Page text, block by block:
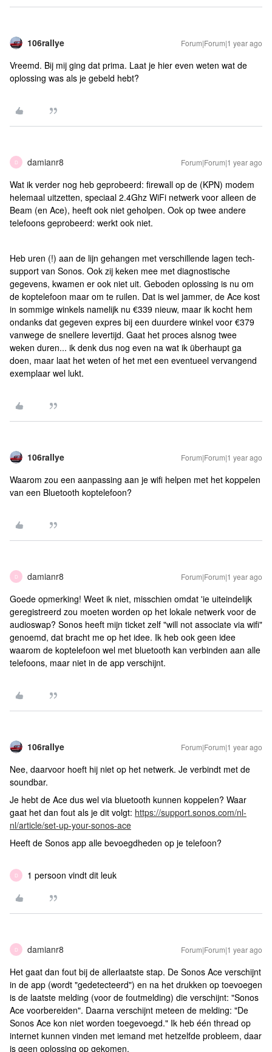
106rallye Forum|Forum|1 year ago
Vreemd. Bij mij ging dat prima. Laat je hier even weten wat de
oplossing was als je gebeld hebt?
D damianr8 Forum|Forum|1 year ago
Wat ik verder nog heb geprobeerd: firewall op de (KPN) modem
helemaal uitzetten, speciaal 2.4Ghz WiFi netwerk voor alleen de
Beam (en Ace), heeft ook niet geholpen. Ook op twee andere
telefoons geprobeerd: werkt ook niet.
Heb uren (!) aan de lijn gehangen met verschillende lagen tech-
support van Sonos. Ook zij keken mee met diagnostische
gegevens, kwamen er ook niet uit. Geboden oplossing is nu om
de koptelefoon maar om te ruilen. Dat is wel jammer, de Ace kost
in sommige winkels namelijk nu €339 nieuw, maar ik kocht hem
ondanks dat gegeven expres bij een duurdere winkel voor €379
vanwege de snellere levertijd. Gaat het proces alsnog twee
weken duren... ik denk dus nog even na wat ik überhaupt ga
doen, maar laat het weten of het met een eventueel vervangend
exemplaar wel lukt.
106rallye Forum|Forum|1 year ago
Waarom zou een aanpassing aan je wifi helpen met het koppelen
van een Bluetooth koptelefoon?
D damianr8 Forum|Forum|1 year ago
Goede opmerking! Weet ik niet, misschien omdat 'ie uiteindelijk
geregistreerd zou moeten worden op het lokale netwerk voor de
audioswap? Sonos heeft mijn ticket zelf "will not associate via wifi"
genoemd, dat bracht me op het idee. Ik heb ook geen idee
waarom de koptelefoon wel met bluetooth kan verbinden aan alle
telefoons, maar niet in de app verschijnt.
106rallye Forum|Forum|1 year ago
Nee, daarvoor hoeft hij niet op het netwerk. Je verbindt met de
soundbar.
Je hebt de Ace dus wel via bluetooth kunnen koppelen? Waar
gaat het dan fout als je dit volgt: https://support.sonos.com/nl-
nl/article/set-up-your-sonos-ace
Heeft de Sonos app alle bevoegdheden op je telefoon?
D 1 persoon vindt dit leuk
D damianr8 Forum|Forum|1 year ago
Het gaat dan fout bij de allerlaatste stap. De Sonos Ace verschijnt
in de app (wordt "gedetecteerd") en na het drukken op toevoegen
is de laatste melding (voor de foutmelding) die verschijnt: "Sonos
Ace voorbereiden". Daarna verschijnt meteen de melding: "De
Sonos Ace kon niet worden toegevoegd." Ik heb één thread op
internet kunnen vinden met iemand met hetzelfde probleem, daar
is geen oplossing op gekomen.